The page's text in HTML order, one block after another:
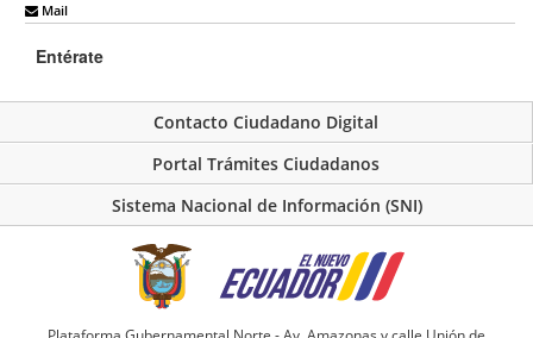
Mail
Entérate
Contacto Ciudadano Digital
Portal Trámites Ciudadanos
Sistema Nacional de Información (SNI)